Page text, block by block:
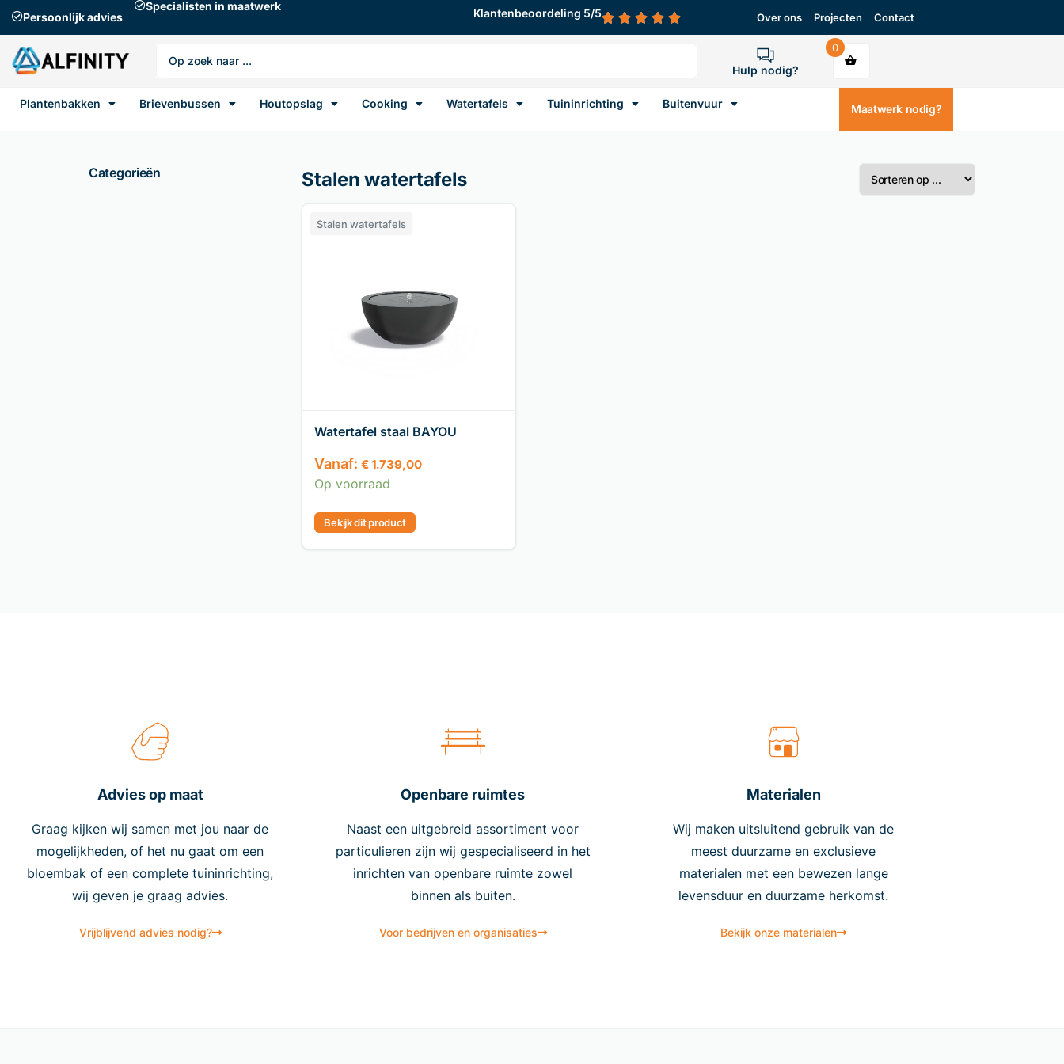
Persoonlijk advies
Specialisten in maatwerk
Klantenbeoordeling 5/5 Over ons Projecten Contact
Hulp nodig?
0
Plantenbakken Brievenbussen Houtopslag Cooking Watertafels Tuininrichting Buitenvuur Maatwerk nodig?
Categorieën Stalen watertafels
Watertafel staal BAYOU
Stalen watertafels
Vanaf:€1.739,00
Op voorraad
Bekijk dit product
Advies op maat
Graag kijken wij samen met jou naar de
mogelijkheden, of het nu gaat om een
bloembak of een complete tuininrichting,
wij geven je graag advies.
Vrijblijvend advies nodig?
Openbare ruimtes
Naast een uitgebreid assortiment voor
particulieren zijn wij gespecialiseerd in het
inrichten van openbare ruimte zowel
binnen als buiten.
Voor bedrijven en organisaties
Materialen
Wij maken uitsluitend gebruik van de
meest duurzame en exclusieve
materialen met een bewezen lange
levensduur en duurzame herkomst.
Bekijk onze materialen